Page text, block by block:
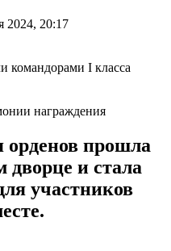
2024, 20:17
награждения
прошла
дворце и стала
участников